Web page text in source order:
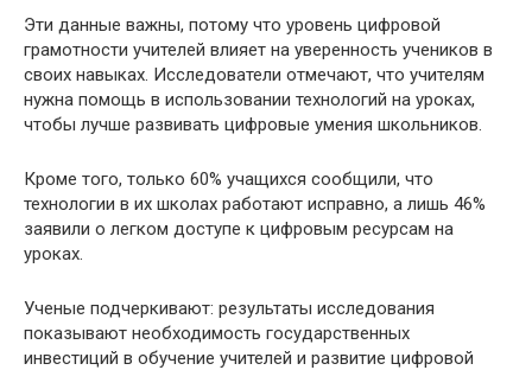
Эти данные важны, потому что уровень цифровой
грамотности учителей влияет на уверенность учеников в
своих навыках. Исследователи отмечают, что учителям
нужна помощь в использовании технологий на уроках,
чтобы лучше развивать цифровые умения школьников.
Кроме того, только 60% учащихся сообщили, что
технологии в их школах работают исправно, а лишь 46%
заявили о легком доступе к цифровым ресурсам на
уроках.
Ученые подчеркивают: результаты исследования
показывают необходимость государственных
инвестиций в обучение учителей и развитие цифровой